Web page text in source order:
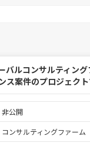
バルコンサルティン
ス案件のプロジェク
非公開
コンサルティングファーム